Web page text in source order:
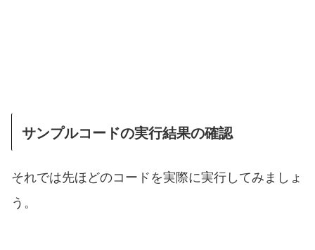
サンプルコードの実行結果の確認
それでは先ほどのコードを実際に実行してみましょ
う。